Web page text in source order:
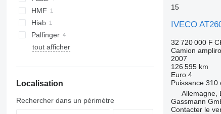
Stralis 420
Stralis 450
Stralis 460
Stralis 480
Trakker 340
Trakker 350
Trakker 360
Trakker 380
Trakker 450
Unimog
eActros
HMF
Hiab
Palfinger
tout afficher
Localisation
Rechercher dans un périmètre
15
IVECO
32 720 000 F
Camion
2007
126 595 km
Euro 4
Puissance 310
Allemagne,
Gassmann
Contacter le